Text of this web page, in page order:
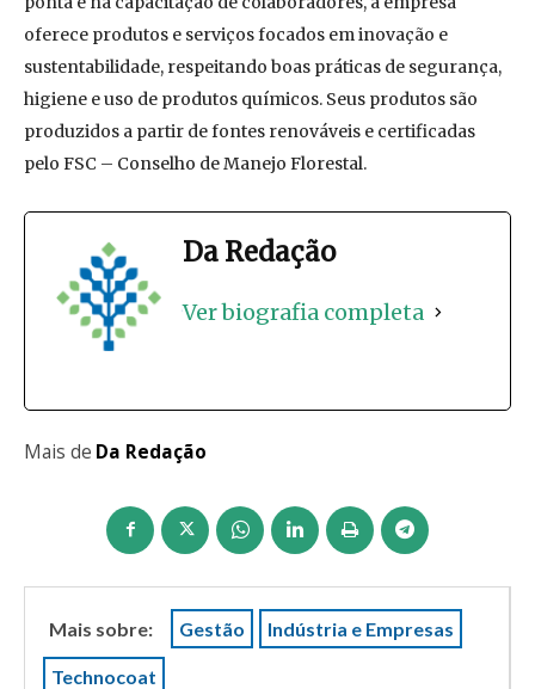
oferece produtos e serviços focados em inovação e
sustentabilidade, respeitando boas práticas de segurança,
higiene e uso de produtos químicos. Seus produtos são
produzidos a partir de fontes renováveis e certificadas
pelo FSC – Conselho de Manejo Florestal.
Da Redação
Ver biografia completa
Mais de Da Redação
Mais sobre: Gestão Indústria e Empresas
Technocoat